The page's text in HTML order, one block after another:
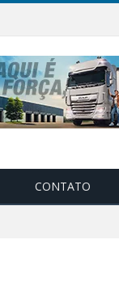
CONTATO